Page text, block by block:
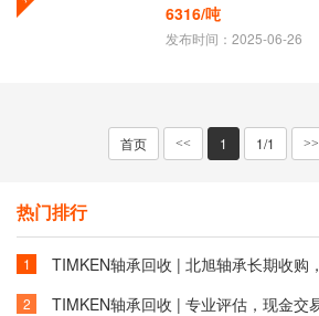
6316/吨
发布时间：2025-06-26
首页 << 1 1/1 >>
热门排行
1 ​TIMKEN轴承回收 | 北旭轴承长期收购
2 TIMKEN轴承回收 | 专业评估，现金交